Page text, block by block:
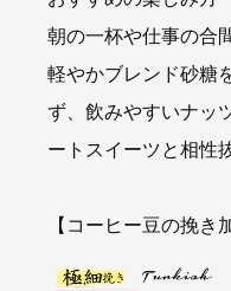
朝の一杯や仕事の合
軽やかブレンド砂糖
ず、飲みやすいナッ
ートスイーツと相性
【コーヒー豆の挽き